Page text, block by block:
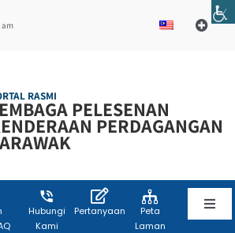
am
Toggle
RASMI
PELESENAN
PERDAGANGAN
Hubungi
Kami
Pertanyaan
Peta
Laman